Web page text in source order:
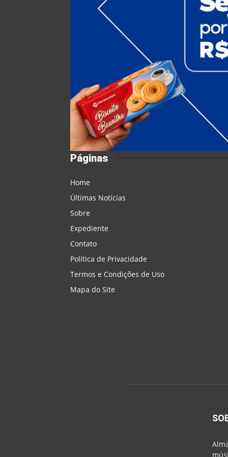
Páginas
Home
Últimas Notícias
Sobre
Expediente
Contato
Política de Privacidade
Termos e Condições de Uso
Mapa do Site